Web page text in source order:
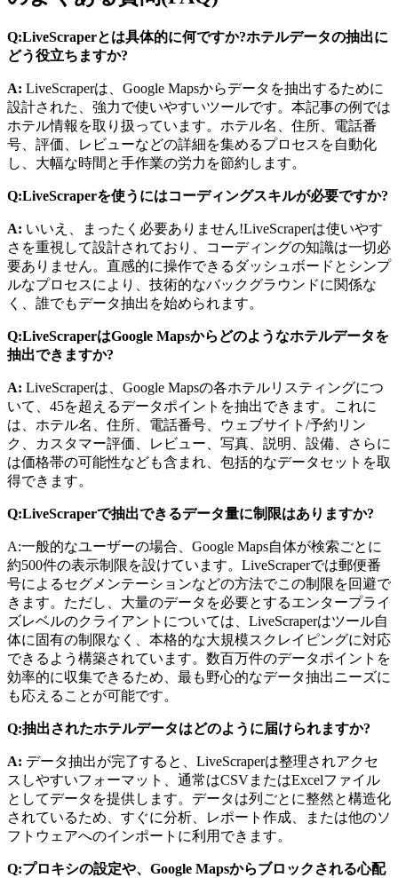
Q:LiveScraperとは具体的に何ですか?ホテルデータの抽出に
どう役立ちますか?
A: LiveScraperは、Google Mapsからデータを抽出するために
設計された、強力で使いやすいツールです。本記事の例では
ホテル情報を取り扱っています。ホテル名、住所、電話番
号、評価、レビューなどの詳細を集めるプロセスを自動化
し、大幅な時間と手作業の労力を節約します。
Q:LiveScraperを使うにはコーディングスキルが必要ですか?
A: いいえ、まったく必要ありません!LiveScraperは使いやす
さを重視して設計されており、コーディングの知識は一切必
要ありません。直感的に操作できるダッシュボードとシンプ
ルなプロセスにより、技術的なバックグラウンドに関係な
く、誰でもデータ抽出を始められます。
Q:LiveScraperはGoogle Mapsからどのようなホテルデータを
抽出できますか?
A: LiveScraperは、Google Mapsの各ホテルリスティングにつ
いて、45を超えるデータポイントを抽出できます。これに
は、ホテル名、住所、電話番号、ウェブサイト/予約リン
ク、カスタマー評価、レビュー、写真、説明、設備、さらに
は価格帯の可能性なども含まれ、包括的なデータセットを取
得できます。
Q:LiveScraperで抽出できるデータ量に制限はありますか?
A:一般的なユーザーの場合、Google Maps自体が検索ごとに
約500件の表示制限を設けています。LiveScraperでは郵便番
号によるセグメンテーションなどの方法でこの制限を回避で
きます。ただし、大量のデータを必要とするエンタープライ
ズレベルのクライアントについては、LiveScraperはツール自
体に固有の制限なく、本格的な大規模スクレイピングに対応
できるよう構築されています。数百万件のデータポイントを
効率的に収集できるため、最も野心的なデータ抽出ニーズに
も応えることが可能です。
Q:抽出されたホテルデータはどのように届けられますか?
A: データ抽出が完了すると、LiveScraperは整理されアクセ
スしやすいフォーマット、通常はCSVまたはExcelファイル
としてデータを提供します。データは列ごとに整然と構造化
されているため、すぐに分析、レポート作成、または他のソ
フトウェアへのインポートに利用できます。
Q:プロキシの設定や、Google Mapsからブロックされる心配